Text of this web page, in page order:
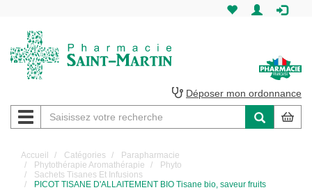
Martin
Pharmacie
Saint-
Martin
Déposer mon ordonnance
Navigation
Accueil Catégories
Parapharmacie
Phytothérapie Aromathérapie
Phyto
Sachets Tisanes Et Infusions
PICOT TISANE D'ALLAITEMENT BIO Tisane bio, saveur fruits